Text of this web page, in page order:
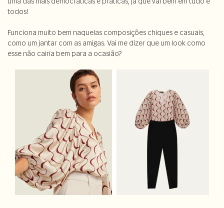
todos!
Funciona muito bem naquelas composições chiques e casuais,
como um jantar com as amigas. Vai me dizer que um look como
esse não cairia bem para a ocasião?